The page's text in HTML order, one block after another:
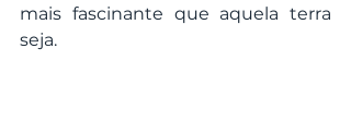
mais fascinante que aquela terra
seja.